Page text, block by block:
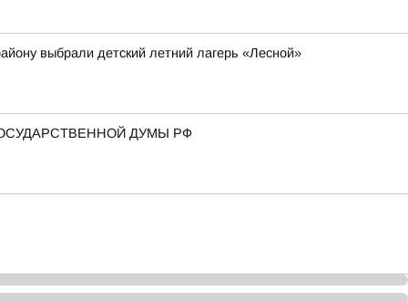
выбрали детский летний лагерь «Лесной»
ДУМЫ РФ